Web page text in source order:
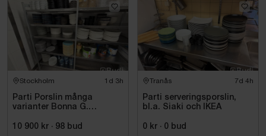
Stockholm 1d 3h
Parti Porslin många
varianter Bonna G.
10 900 kr · 98 bud
Tranås 7d 4h
Parti serveringsporslin,
bl.a. Siaki och IKEA
0 kr · 0 bud